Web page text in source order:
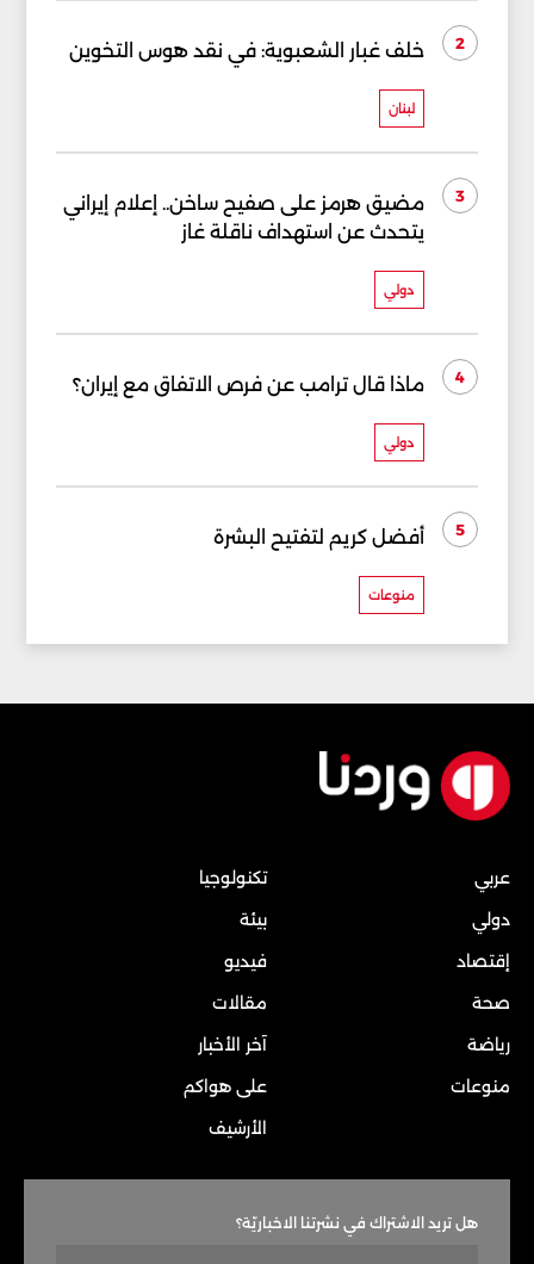
2 خلف غبار الشعبوية: في نقد هوس التخوين
لبنان
3
مضيق هرمز على صفيح ساخن.. إعلام إيراني
يتحدث عن استهداف ناقلة غاز
دولي
4 ماذا قال ترامب عن فرص الاتفاق مع إيران؟
دولي
5 أفضل كريم لتفتيح البشرة
منوعات
عربي
دولي
إقتصاد
صحة
رياضة
منوعات
تكنولوجيا
بيئة
فيديو
مقالات
آخر الأخبار
على هواكم
الأرشيف
هل تريد الاشتراك في نشرتنا الاخباريّة؟